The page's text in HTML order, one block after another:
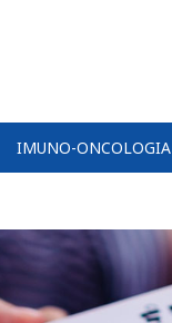
IMUNO-ONCOLOGIA